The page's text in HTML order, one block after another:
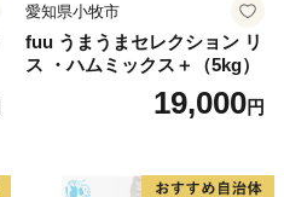
愛知県小牧市
fuu うまうまセレクション リ
ス ・ハムミックス＋（5kg）
19,000円